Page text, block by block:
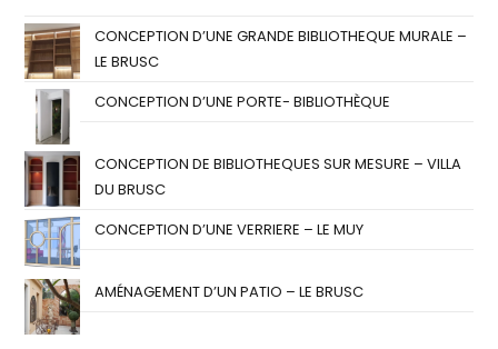
CONCEPTION D’UNE GRANDE BIBLIOTHEQUE MURALE –
LE BRUSC
CONCEPTION D’UNE PORTE- BIBLIOTHÈQUE
CONCEPTION DE BIBLIOTHEQUES SUR MESURE – VILLA
DU BRUSC
CONCEPTION D’UNE VERRIERE – LE MUY
AMÉNAGEMENT D’UN PATIO – LE BRUSC